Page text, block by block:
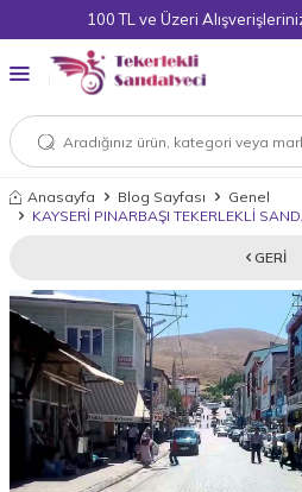
100 TL ve Üzeri
Anasayfa Blog Sayfası
Genel
KAYSERİ PINARBAŞI TEKERLEKLİ
GERI